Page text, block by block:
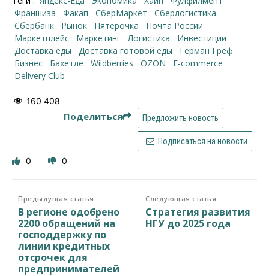
франшиза
факап СберМаркет
Сберлогистика
Сбербанк
рынок Пятерочка
Почта России
маркетплейс
маркетинг логистика
инвестиции
доставка еды
доставка готовой еды
Герман Греф
бизнес
Бахетле Wildberries OZON
e-commerce
Delivery Club
160 408
Поделиться Предложить новость
Подписаться на новости
0 0
Предыдущая статья
В регионе одобрено
2200 обращений на
господдержку по
линии кредитных
отсрочек для
предпринимателей
Следующая статья
Стратегия развития
НГУ до 2025 года